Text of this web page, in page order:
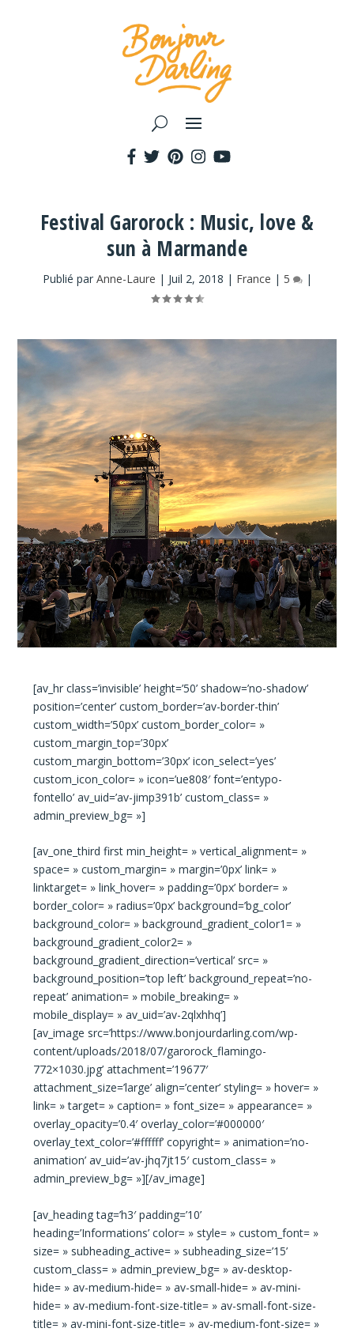
Festival Garorock : Music, love &
sun à Marmande
Publié par Anne-Laure | Juil 2, 2018 | France | 5 |
[av_hr class=’invisible’ height=’50’ shadow=’no-shadow’
position=’center’ custom_border=’av-border-thin’
custom_width=’50px’ custom_border_color= »
custom_margin_top=’30px’
custom_margin_bottom=’30px’ icon_select=’yes’
custom_icon_color= » icon=’ue808′ font=’entypo-
fontello’ av_uid=’av-jimp391b’ custom_class= »
admin_preview_bg= »]
[av_one_third first min_height= » vertical_alignment= »
space= » custom_margin= » margin=’0px’ link= »
linktarget= » link_hover= » padding=’0px’ border= »
border_color= » radius=’0px’ background=’bg_color’
background_color= » background_gradient_color1= »
background_gradient_color2= »
background_gradient_direction=’vertical’ src= »
background_position=’top left’ background_repeat=’no-
repeat’ animation= » mobile_breaking= »
mobile_display= » av_uid=’av-2qlxhhq’]
[av_image src=’https://www.bonjourdarling.com/wp-
content/uploads/2018/07/garorock_flamingo-
772×1030.jpg’ attachment=’19677′
attachment_size=’large’ align=’center’ styling= » hover= »
link= » target= » caption= » font_size= » appearance= »
overlay_opacity=’0.4′ overlay_color=’#000000′
overlay_text_color=’#ffffff’ copyright= » animation=’no-
animation’ av_uid=’av-jhq7jt15′ custom_class= »
admin_preview_bg= »][/av_image]
[av_heading tag=’h3′ padding=’10’
heading=’Informations’ color= » style= » custom_font= »
size= » subheading_active= » subheading_size=’15’
custom_class= » admin_preview_bg= » av-desktop-
hide= » av-medium-hide= » av-small-hide= » av-mini-
hide= » av-medium-font-size-title= » av-small-font-size-
title= » av-mini-font-size-title= » av-medium-font-size= »